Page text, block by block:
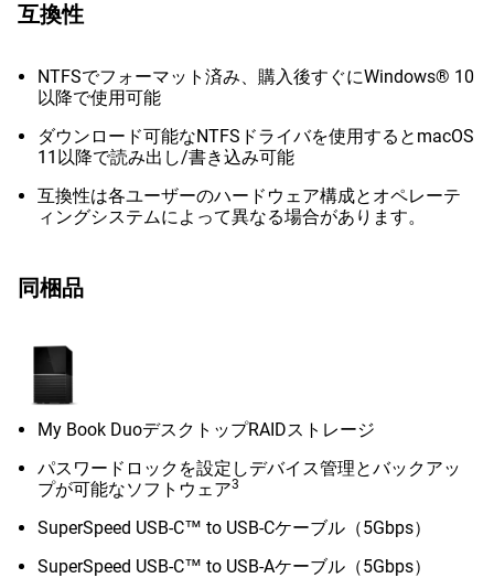
互換性
NTFSでフォーマット済み、購入後すぐにWindows® 10
以降で使用可能
ダウンロード可能なNTFSドライバを使用するとmacOS
11以降で読み出し/書き込み可能
互換性は各ユーザーのハードウェア構成とオペレーテ
ィングシステムによって異なる場合があります。
同梱品
My Book DuoデスクトップRAIDストレージ
パスワードロックを設定しデバイス管理とバックアッ
プが可能なソフトウェア3
SuperSpeed USB-C™ to USB-Cケーブル（5Gbps）
SuperSpeed USB-C™ to USB-Aケーブル（5Gbps）